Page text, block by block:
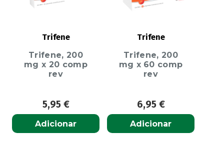
Trifene
Trifene, 200
mg x 20 comp
rev
5,95 €
Adicionar
Trifene
Trifene, 200
mg x 60 comp
rev
6,95 €
Adicionar